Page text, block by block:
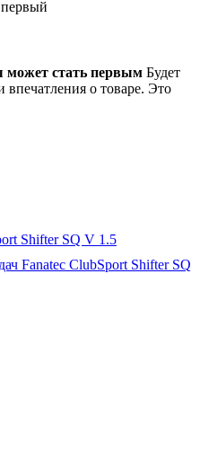
первый
может стать первым Будет
впечатления о товаре. Это
Shifter SQ V 1.5
Fanatec ClubSport Shifter SQ